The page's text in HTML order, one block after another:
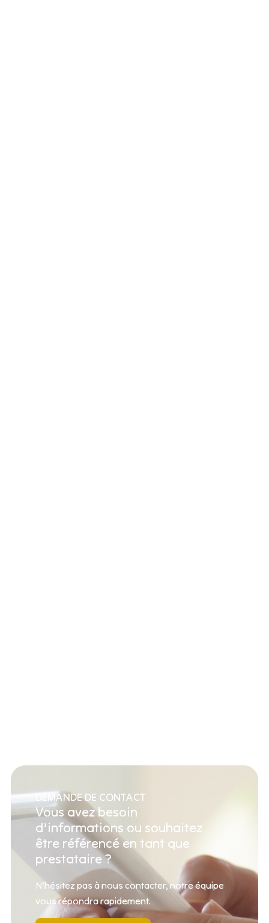
DEMANDE DE CONTACT
Vous avez besoin
d’informations ou souhaitez
être référencé en tant que
prestataire ?
N’hésitez pas à nous contacter, notre équipe
vous répondra rapidement.